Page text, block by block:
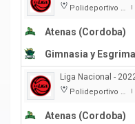
Polideportivo Carlos Cerutti |
Atenas (Cordoba)
Gimnasia y
Liga Nacional -
Polideportivo Carlos Cerutti |
Atenas (Cordoba)